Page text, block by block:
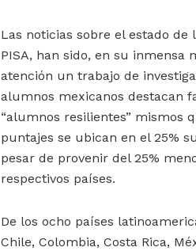
Las noticias sobre el estado
PISA, han sido, en su
atención un trabajo de
alumnos mexicanos destacan
“alumnos resilientes” mismos
puntajes se ubican en el 25%
pesar de provenir del 25%
respectivos países.
De los ocho países
Chile, Colombia, Costa Rica,